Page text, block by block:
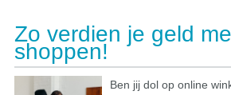
Zo verdien je geld
shoppen!
Ben jij dol op online